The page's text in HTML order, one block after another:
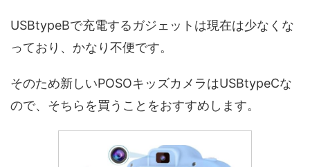
USBtypeBで充電するガジェットは現在は少なくな
っており、かなり不便です。
そのため新しいPOSOキッズカメラはUSBtypeCな
ので、そちらを買うことをおすすめします。